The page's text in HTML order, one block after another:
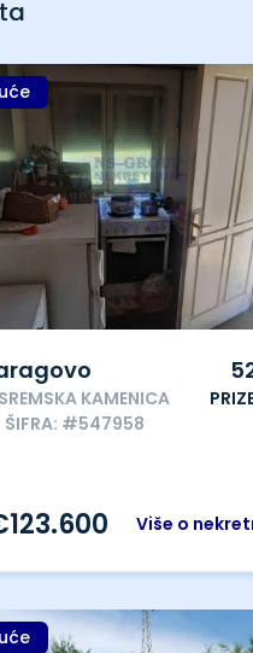
SREMSKA KAMENICA
ŠIFRA: #547958
Više o
123.600